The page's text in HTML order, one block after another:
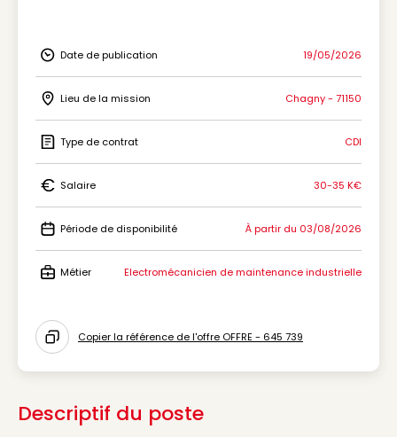
Icon Date de publication
Date de publication 19/05/2026
Icon Lieu de la mission
Lieu de la mission Chagny - 71150
Icon Type de contrat
Type de contrat CDI
Icon Salaire
Salaire 30-35 K€
Icon Période de disponibilité
Période de disponibilité À partir du 03/08/2026
Métier Electromécanicien de maintenance industrielle
Icon copy to clipboard
Copier la référence de l'offre OFFRE - 645 739
Descriptif du poste